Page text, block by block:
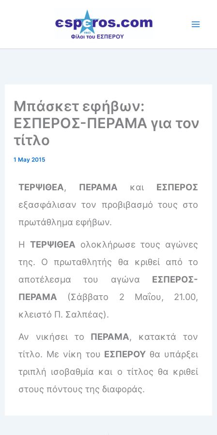
Μπάσκετ εφήβων:
ΕΣΠΕΡΟΣ-ΠΕΡΑΜΑ για τον
τίτλο
1 May 2015
ΤΕΡΨΙΘΕΑ, ΠΕΡΑΜΑ και ΕΣΠΕΡΟΣ
εξασφάλισαν τον προβιβασμό τους στο
πρωτάθλημα εφήβων.
ΗΤΕΡΨΙΘΕΑ ολοκλήρωσε τους αγώνες
της. Ο πρωταθλητής θα κριθεί από το
αποτέλεσμα του αγώνα ΕΣΠΕΡΟΣ-
ΠΕΡΑΜΑ (Σάββατο 2 Μαΐου, 21.00,
κλειστό Π. Σαλπέας).
Αν νικήσει το ΠΕΡΑΜΑ, κατακτά τον
τίτλο. Με νίκη του ΕΣΠΕΡΟΥ θα υπάρξει
τριπλή ισοβαθμία και ο τίτλος θα κριθεί
στους πόντους της διαφοράς.